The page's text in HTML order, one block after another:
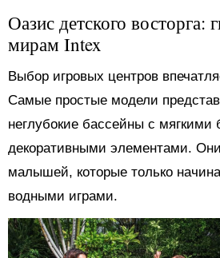
Оазис детского восторга:
мирам Intex
Выбор игровых центров
Самые простые модели
неглубокие бассейны с мягкими
декоративными элементами.
малышей, которые только
водными играми.